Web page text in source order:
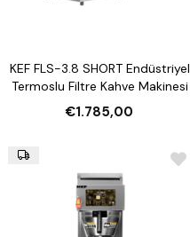
KEF FLS-3.8 SHORT Endüstriyel
Termoslu Filtre Kahve Makinesi
€1.785,00